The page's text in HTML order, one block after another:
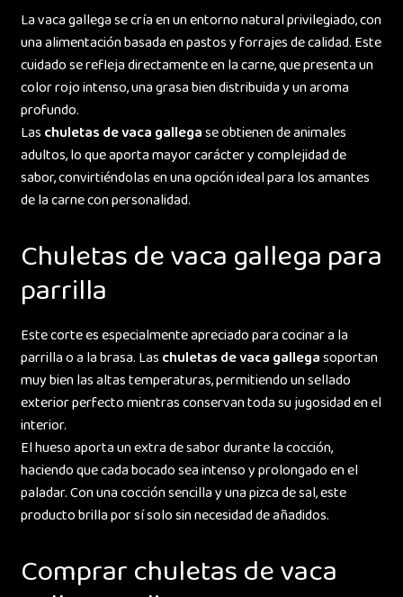
La vaca gallega se cría en un entorno natural privilegiado, con
una alimentación basada en pastos y forrajes de calidad. Este
cuidado se refleja directamente en la carne, que presenta un
color rojo intenso, una grasa bien distribuida y un aroma
profundo.
Las chuletas de vaca gallegase obtienen de animales
adultos, lo que aporta mayor carácter y complejidad de
sabor, convirtiéndolas en una opción ideal para los amantes
de la carne con personalidad.
Chuletas de vaca gallega para
parrilla
Este corte es especialmente apreciado para cocinar a la
parrilla o a la brasa. Las chuletas de vaca gallegasoportan
muy bien las altas temperaturas, permitiendo un sellado
exterior perfecto mientras conservan toda su jugosidad en el
interior.
El hueso aporta un extra de sabor durante la cocción,
haciendo que cada bocado sea intenso y prolongado en el
paladar. Con una cocción sencilla y una pizca de sal, este
producto brilla por sí solo sin necesidad de añadidos.
Comprar chuletas de vaca